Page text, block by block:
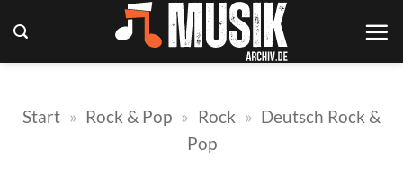
Inhalt
springen
Start » Rock & Pop » Rock » Deutsch Rock &
Pop